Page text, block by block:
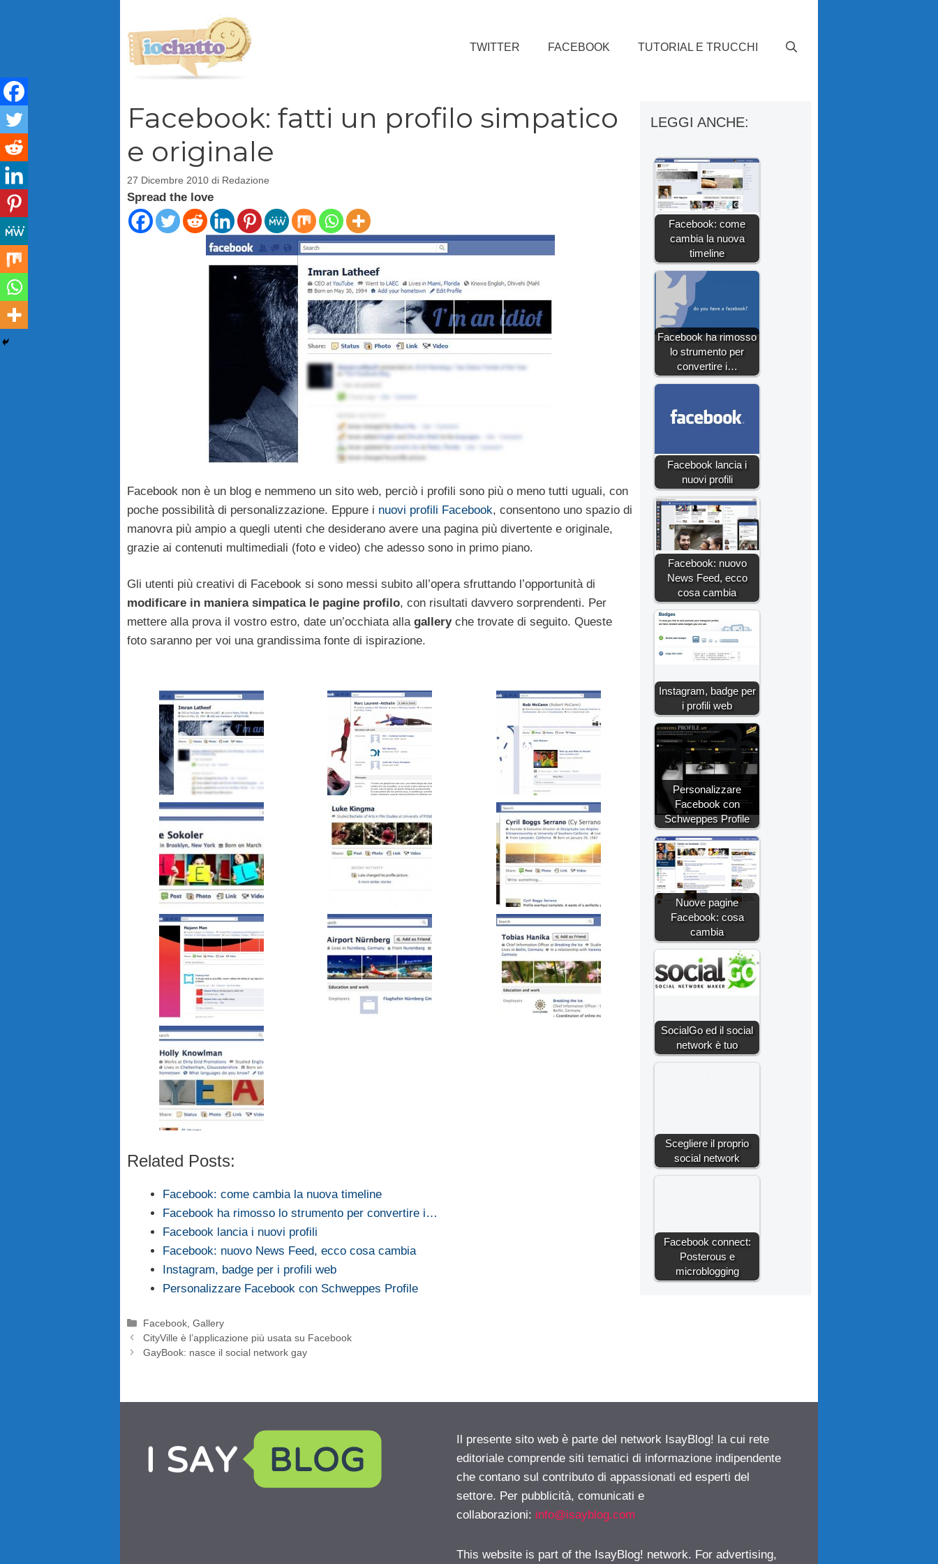
TWITTER FACEBOOK TUTORIAL E TRUCCHI
Facebook: fatti un profilo simpatico
e originale
27 Dicembre 2010 di Redazione
Spread the love
Facebook non è un blog e nemmeno un sito web, perciò i profili sono più o meno tutti uguali, con
poche possibilità di personalizzazione. Eppure i nuovi profili Facebook, consentono uno spazio di
manovra più ampio a quegli utenti che desiderano avere una pagina più divertente e originale,
grazie ai contenuti multimediali (foto e video) che adesso sono in primo piano.
Gli utenti più creativi di Facebook si sono messi subito all’opera sfruttando l’opportunità di
modificare in maniera simpatica le pagine profilo, con risultati davvero sorprendenti. Per
mettere alla prova il vostro estro, date un’occhiata alla galleryche trovate di seguito. Queste
foto saranno per voi una grandissima fonte di ispirazione.
Related Posts:
Facebook: come cambia la nuova timeline
Facebook ha rimosso lo strumento per convertire i…
Facebook lancia i nuovi profili
Facebook: nuovo News Feed, ecco cosa cambia
Instagram, badge per i profili web
Personalizzare Facebook con Schweppes Profile
Categorie
Facebook ,Gallery
CityVille è l’applicazione più usata su Facebook
GayBook: nasce il social network gay
LEGGI ANCHE:
Facebook: come
cambia la nuova
timeline
Facebook ha rimosso
lo strumento per
convertire i…
Facebook lancia i
nuovi profili
Facebook: nuovo
News Feed, ecco
cosa cambia
Instagram, badge per
i profili web
Personalizzare
Facebook con
Schweppes Profile
Nuove pagine
Facebook: cosa
cambia
SocialGo ed il social
network è tuo
Scegliere il proprio
social network
Facebook connect:
Posterous e
microblogging
Il presente sito web è parte del network IsayBlog! la cui rete
editoriale comprende siti tematici di informazione indipendente
che contano sul contributo di appassionati ed esperti del
settore. Per pubblicità, comunicati e
collaborazioni: info@isayblog.com
This website is part of the IsayBlog! network. For advertising,